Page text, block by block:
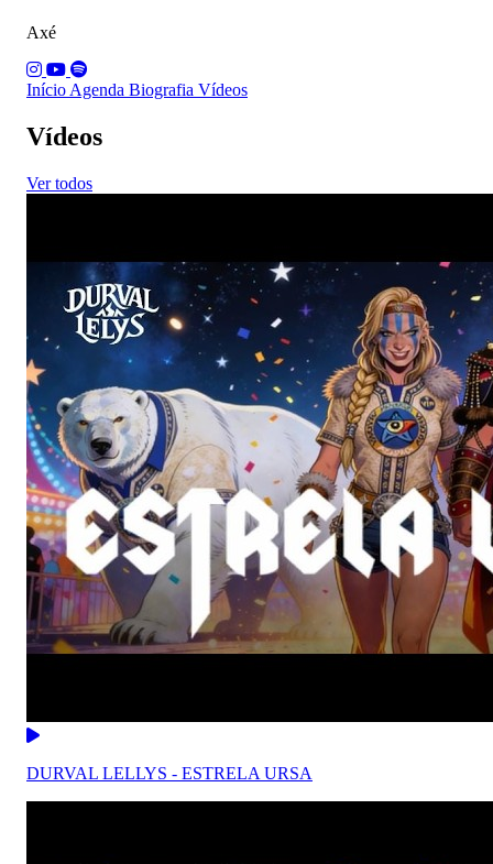
Axé
Início Agenda Biografia Vídeos
Vídeos
Ver todos
DURVAL LELLYS - ESTRELA URSA